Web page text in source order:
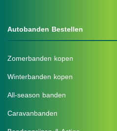
Autobanden Bestellen
Zomerbanden kopen
Winterbanden kopen
All-season banden
Caravanbanden